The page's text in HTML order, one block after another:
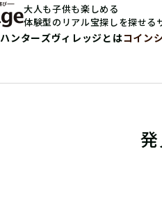
大人も子供も楽しめる
体験型のリアル宝探しを探せる
ハンターズヴィレッジとはコイン